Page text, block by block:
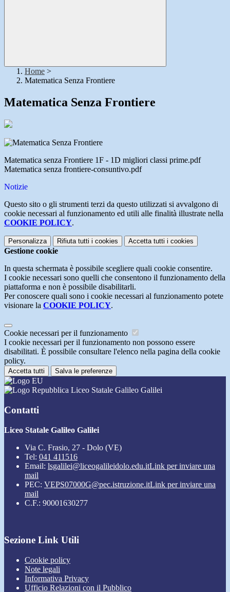
Home >
Matematica Senza Frontiere
Matematica Senza Frontiere
Matematica senza Frontiere 1F - 1D migliori classi prime.pdf
Matematica senza frontiere-consuntivo.pdf
Notizie
Questo sito o gli strumenti terzi da questo utilizzati si avvalgono di
cookie necessari al funzionamento ed utili alle finalità illustrate nella
COOKIE POLICY.
Personalizza Rifiuta tutti i cookies Accetta tutti i cookies
Gestione cookie
In questa schermata è possibile scegliere quali cookie consentire.
I cookie necessari sono quelli che consentono il funzionamento della
piattaforma e non è possibile disabilitarli.
Per conoscere quali sono i cookie necessari al funzionamento potete
visionare la COOKIE POLICY.
Cookie necessari per il funzionamento
I cookie necessari per il funzionamento non possono essere
disabilitati. È possibile consultare l'elenco nella pagina della cookie
policy.
Accetta tutti Salva le preferenze
Liceo Statale Galileo Galilei
Contatti
Liceo Statale Galileo Galilei
Via C. Frasio, 27 - Dolo (VE)
Tel: 041 411516
Email: lsgalilei@liceogalileidolo.edu.itLink per inviare una
mail
PEC: VEPS07000G@pec.istruzione.itLink per inviare una
mail
C.F.: 90001630277
Sezione Link Utili
Cookie policy
Note legali
Informativa Privacy
Ufficio Relazioni con il Pubblico